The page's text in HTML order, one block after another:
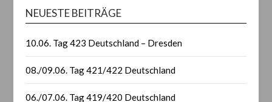
NEUESTE BEITRÄGE
10.06. Tag 423 Deutschland – Dresden
08./09.06. Tag 421/422 Deutschland
06./07.06. Tag 419/420 Deutschland